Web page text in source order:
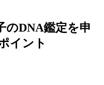
のDNA鑑定を申
イント